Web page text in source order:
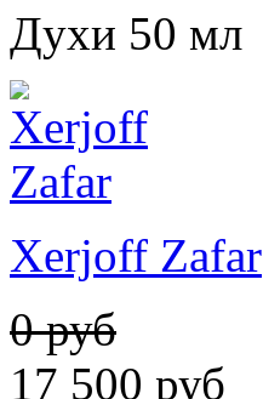
Духи 50 мл
Xerjoff Zafar
0 руб
17 500 руб